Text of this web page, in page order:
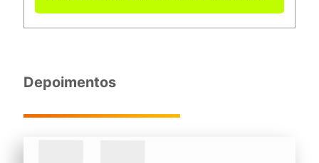
Depoimentos